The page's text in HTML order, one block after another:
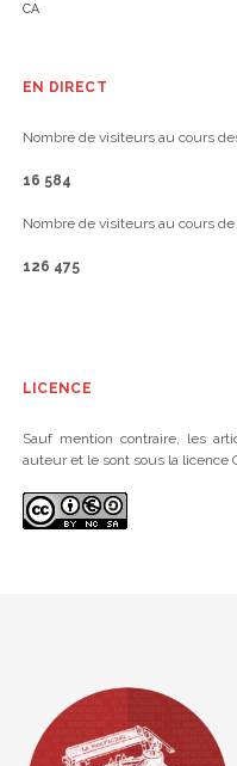
CA
EN DIRECT
Nombre de visiteurs au cours
16 584
Nombre de visiteurs au cours
126 475
LICENCE
Sauf mention contraire, les
auteur et le sont sous la licence